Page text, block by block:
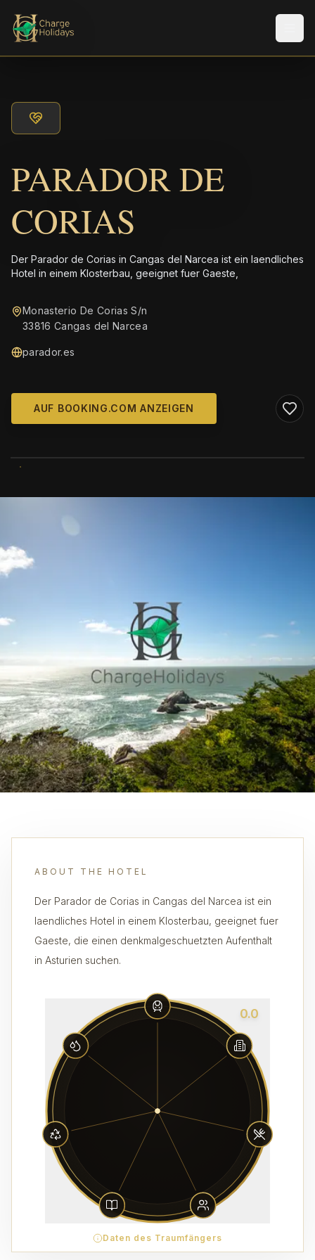
PARADOR DE
CORIAS
Der Parador de Corias in Cangas del Narcea ist ein laendliches
Hotel in einem Klosterbau, geeignet fuer Gaeste,
Monasterio De Corias S/n
33816 Cangas del Narcea
parador.es
AUF BOOKING.COM ANZEIGEN
ABOUT THE HOTEL
Der Parador de Corias in Cangas del Narcea ist ein
laendliches Hotel in einem Klosterbau, geeignet fuer
Gaeste, die einen denkmalgeschuetzten Aufenthalt
in Asturien suchen.
0.0
Daten des Traumfängers